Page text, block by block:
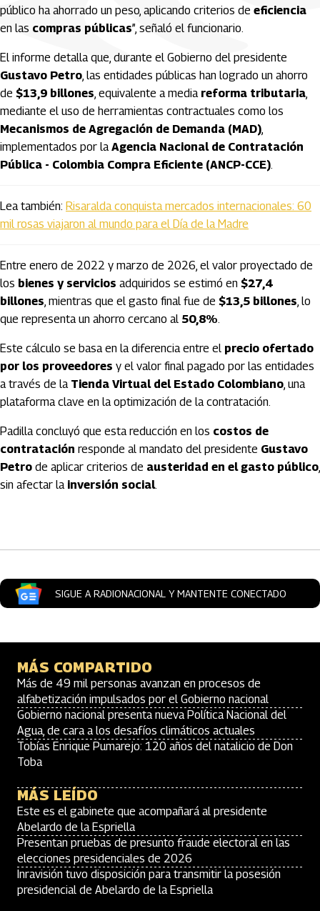
público ha ahorrado un peso, aplicando criterios de eficiencia
en las compras públicas”, señaló el funcionario.
El informe detalla que, durante el Gobierno del presidente
Gustavo Petro, las entidades públicas han logrado un ahorro
de $13,9 billones, equivalente a media reforma tributaria,
mediante el uso de herramientas contractuales como los
Mecanismos de Agregación de Demanda (MAD),
implementados por laAgencia Nacional de Contratación
Pública - Colombia Compra Eficiente (ANCP-CCE).
Lea también: Risaralda conquista mercados internacionales: 60
mil rosas viajaron al mundo para el Día de la Madre
Entre enero de 2022 y marzo de 2026, el valor proyectado de
los bienes y servicios adquiridos se estimó en $27,4
billones, mientras que el gasto final fue de $13,5 billones, lo
que representa un ahorro cercano al 50,8%.
Este cálculo se basa en la diferencia entre el precio ofertado
por los proveedores y el valor final pagado por las entidades
a través de la Tienda Virtual del Estado Colombiano, una
plataforma clave en la optimización de la contratación.
Padilla concluyó que esta reducción en los costos de
contratación responde al mandato del presidente Gustavo
Petro de aplicar criterios de austeridad en el gasto público,
sin afectar la inversión social.
SIGUE A RADIONACIONAL Y MANTENTE CONECTADO
MÁS COMPARTIDO
Más de 49 mil personas avanzan en procesos de
alfabetización impulsados por el Gobierno nacional
Gobierno nacional presenta nueva Política Nacional del
Agua, de cara a los desafíos climáticos actuales
Tobías Enrique Pumarejo: 120 años del natalicio de Don
Toba
MÁS LEÍDO
Este es el gabinete que acompañará al presidente
Abelardo de la Espriella
Presentan pruebas de presunto fraude electoral en las
elecciones presidenciales de 2026
Inravisión tuvo disposición para transmitir la posesión
presidencial de Abelardo de la Espriella